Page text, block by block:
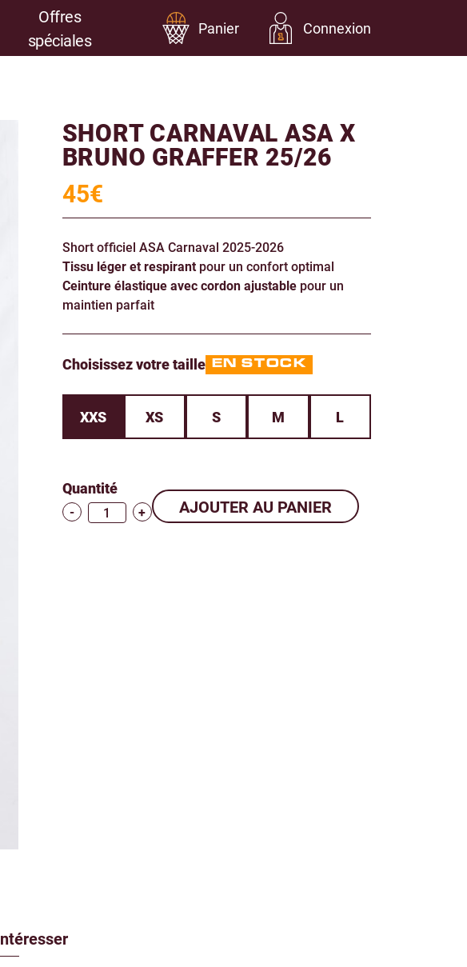
Offres
spéciales
Panier Connexion
SHORT CARNAVAL ASA X
BRUNO GRAFFER 25/26
45€
Short officiel ASA Carnaval 2025-2026
Tissu léger et respirantpour un confort optimal
Ceinture élastique avec cordon ajustablepour un
maintien parfait
Choisissez votre taille EN STOCK
XXS XS S M L
Quantité
- +